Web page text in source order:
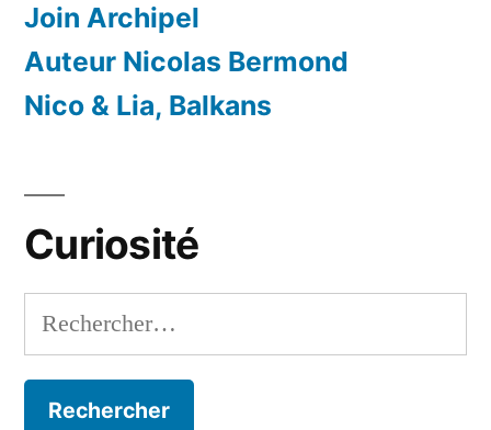
Join Archipel
Auteur Nicolas Bermond
Nico & Lia, Balkans
Curiosité
Rechercher :